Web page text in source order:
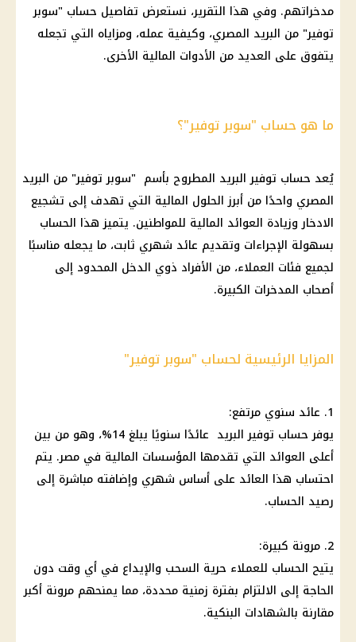
مدخراتهم. وفي هذا التقرير، نستعرض تفاصيل حساب "سوبر
توفير" من البريد المصري، وكيفية عمله، ومزاياه التي تجعله
يتفوق على العديد من الأدوات المالية الأخرى.
ما هو حساب "سوبر توفير"؟
يُعد حساب توفير البريد المطروح بأسم "سوبر توفير" من البريد
المصري واحدًا من أبرز الحلول المالية التي تهدف إلى تشجيع
الادخاروزيادة العوائد المالية للمواطنين. يتميز هذا الحساب
بسهولة الإجراءات وتقديم عائد شهري ثابت، ما يجعله مناسبًا
لجميع فئات العملاء، من الأفراد ذوي الدخل المحدود إلى
أصحاب المدخرات الكبيرة.
المزايا الرئيسية لحساب "سوبر توفير"
1. عائد سنوي مرتفع:
يوفرحساب توفير البريد
عائدًا سنويًا يبلغ 14%، وهو من بين
أعلى العوائد التي تقدمها المؤسسات المالية في مصر. يتم
احتساب هذا العائد على أساس شهري وإضافته مباشرة إلى
رصيد الحساب.
2. مرونة كبيرة:
يتيح الحساب للعملاء حرية السحب والإيداع في أي وقت دون
الحاجة إلى الالتزام بفترة زمنية محددة، مما يمنحهم مرونة أكبر
مقارنة بالشهادات البنكية.